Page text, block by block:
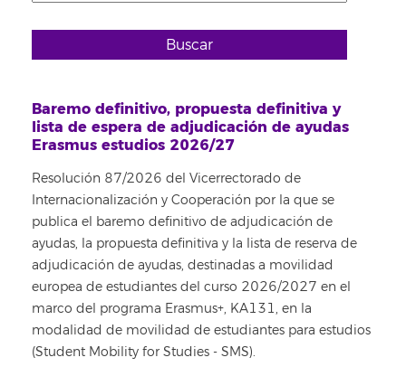
Buscar
Baremo definitivo, propuesta definitiva y
lista de espera de adjudicación de ayudas
Erasmus estudios 2026/27
Resolución 87/2026 del Vicerrectorado de
Internacionalización y Cooperación por la que se
publica el baremo definitivo de adjudicación de
ayudas, la propuesta definitiva y la lista de reserva de
adjudicación de ayudas, destinadas a movilidad
europea de estudiantes del curso 2026/2027 en el
marco del programa Erasmus+, KA131, en la
modalidad de movilidad de estudiantes para estudios
(Student Mobility for Studies - SMS).